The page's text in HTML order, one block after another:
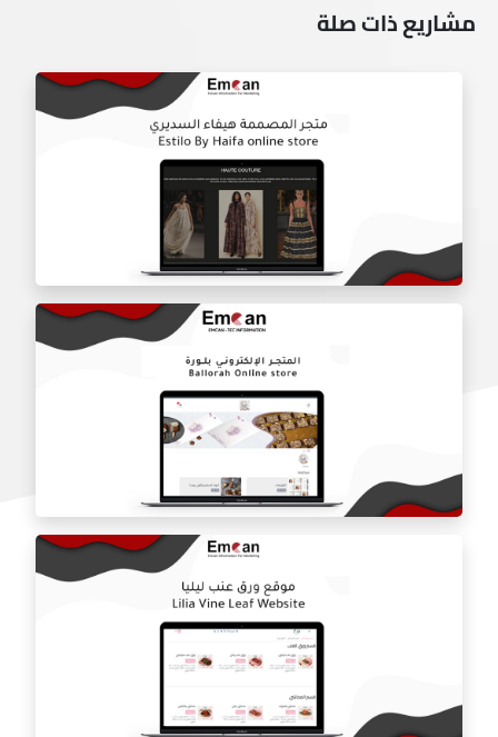
مشاريع ذات صلة
متجر المصممه هيفاء السديري
المتجر الالكتروني بلوره